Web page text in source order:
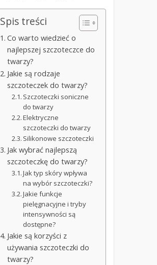
Spis treści
Co warto wiedzieć o
najlepszej szczoteczce do
twarzy?
Jakie są rodzaje
szczoteczek do twarzy?
Szczoteczki soniczne
do twarzy
Elektryczne
szczoteczki do twarzy
Silikonowe szczoteczki
Jak wybrać najlepszą
szczoteczkę do twarzy?
Jak typ skóry wpływa
na wybór szczoteczki?
Jakie funkcje
pielęgnacyjne i tryby
intensywności są
dostępne?
Jakie są korzyści z
używania szczoteczki do
twarzy?